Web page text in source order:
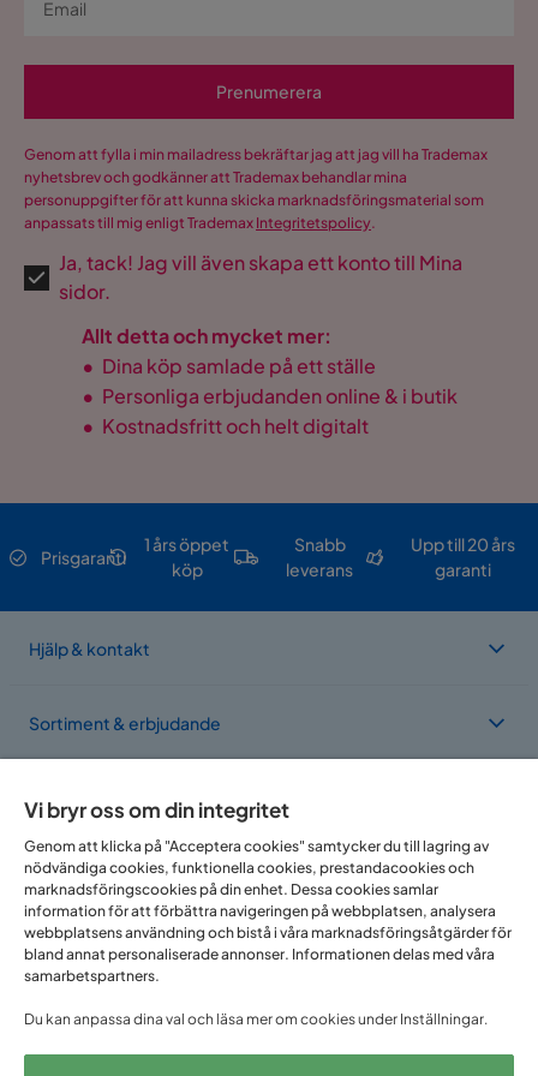
Prenumerera
Genom att fylla i min mailadress bekräftar jag att jag vill ha Trademax
nyhetsbrev och godkänner att Trademax behandlar mina
personuppgifter för att kunna skicka marknadsföringsmaterial som
anpassats till mig enligt Trademax Integritetspolicy.
Ja, tack! Jag vill även skapa ett konto till Mina
sidor.
Allt detta och mycket mer:
• Dina köp samlade på ett ställe
• Personliga erbjudanden online & i butik
• Kostnadsfritt och helt digitalt
Prisgaranti
1 års öppet
köp
Snabb
leverans
Upp till 20 års
garanti
Hjälp & kontakt
Sortiment & erbjudande
Vi finns i flera länder
Vi bryr oss om din integritet
Genom att klicka på "Acceptera cookies" samtycker du till lagring av
nödvändiga cookies, funktionella cookies, prestandacookies och
marknadsföringscookies på din enhet. Dessa cookies samlar
information för att förbättra navigeringen på webbplatsen, analysera
webbplatsens användning och bistå i våra marknadsföringsåtgärder för
bland annat personaliserade annonser. Informationen delas med våra
samarbetspartners.
Du kan anpassa dina val och läsa mer om cookies under Inställningar.